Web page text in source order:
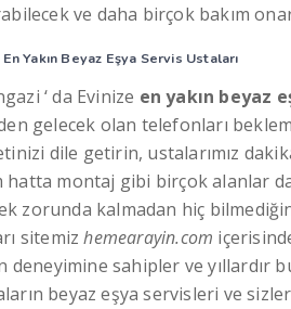
ve daha birçok bakım
Yakın Beyaz Eşya Servis Ustaları
‘ da Evinize en yakın beyaz
gelecek olan telefonları
dile getirin, ustalarımız
hatta montaj gibi birçok alanlar
zorunda kalmadan hiç
sitemizhemearayin.com
deneyimine sahipler ve
beyaz eşya servisleri ve